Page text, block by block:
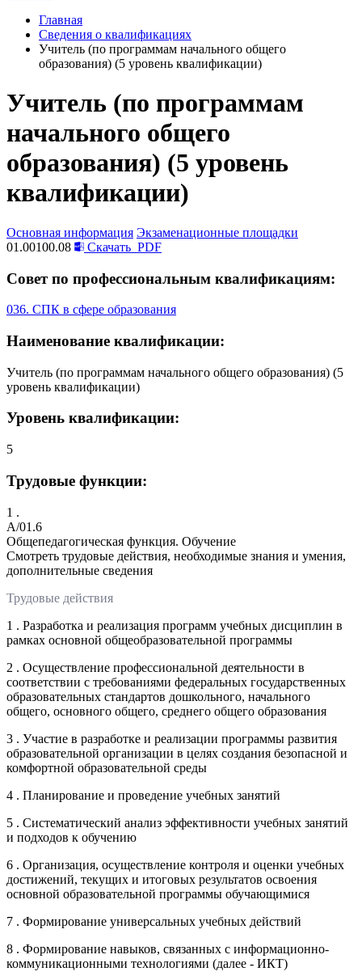
Главная
Сведения о квалификациях
Учитель (по программам начального общего
образования) (5 уровень квалификации)
Учитель (по программам
начального общего
образования) (5 уровень
квалификации)
Основная информация Экзаменационные площадки
01.00100.08
Скачать PDF
Совет по профессиональным квалификациям:
036. СПК в сфере образования
Наименование квалификации:
Учитель (по программам начального общего образования) (5
уровень квалификации)
Уровень квалификации:
5
Трудовые функции:
1 .
A/01.6
Общепедагогическая функция. Обучение
Смотреть трудовые действия, необходимые знания и умения,
дополнительные сведения
Трудовые действия
1 . Разработка и реализация программ учебных дисциплин в
рамках основной общеобразовательной программы
2 . Осуществление профессиональной деятельности в
соответствии с требованиями федеральных государственных
образовательных стандартов дошкольного, начального
общего, основного общего, среднего общего образования
3 . Участие в разработке и реализации программы развития
образовательной организации в целях создания безопасной и
комфортной образовательной среды
4 . Планирование и проведение учебных занятий
5 . Систематический анализ эффективности учебных занятий
и подходов к обучению
6 . Организация, осуществление контроля и оценки учебных
достижений, текущих и итоговых результатов освоения
основной образовательной программы обучающимися
7 . Формирование универсальных учебных действий
8 . Формирование навыков, связанных с информационно-
коммуникационными технологиями (далее - ИКТ)